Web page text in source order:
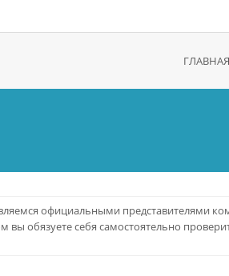
ГЛАВНАЯ
официальными представителями
вы обязуете себя самостоятельно